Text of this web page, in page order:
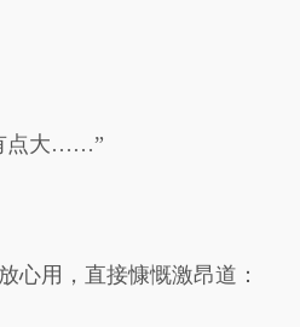
点大……”
心用，直接慷慨激昂道：